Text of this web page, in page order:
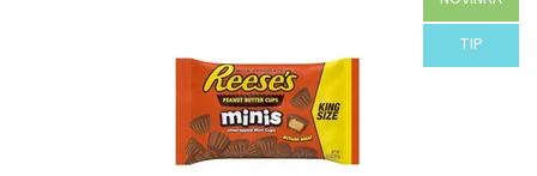
TIP
Reese's mini košíčky z mléčné čokolády plněné arašídovým
Skladem